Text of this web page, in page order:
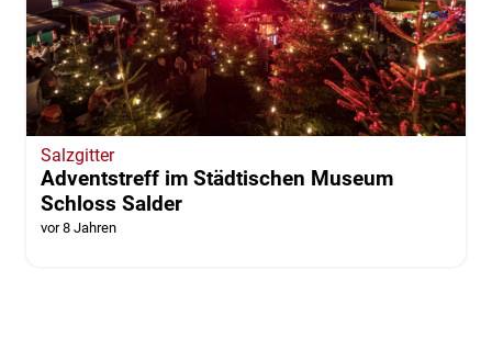
Salzgitter
Adventstreff im Städtischen Museum
Schloss Salder
vor 8 Jahren